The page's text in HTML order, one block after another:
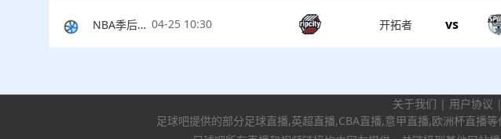
NBA季后赛西部首轮G3 04-25 10:30 开拓者 vs
关于我们 | 用户协议 |
足球吧提供的部分足球直播,英超直播,CBA直播,意甲直播,欧洲杯直播